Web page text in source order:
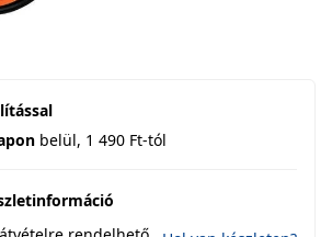
belül, 1 490 Ft-tól